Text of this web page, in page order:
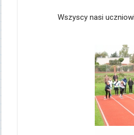
Wszyscy nasi uczniowie